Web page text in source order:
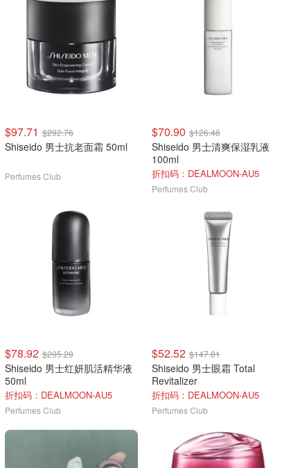
$97.71 $292.76
Shiseido 男士抗老面霜 50ml
Perfumes Club
$70.90 $126.46
Shiseido 男士清爽保湿乳液
100ml
折扣码：DEALMOON-AU5
Perfumes Club
$78.92 $205.29
Shiseido 男士红妍肌活精华液
50ml
折扣码：DEALMOON-AU5
Perfumes Club
$52.52 $147.81
Shiseido 男士眼霜 Total
Revitalizer
折扣码：DEALMOON-AU5
Perfumes Club